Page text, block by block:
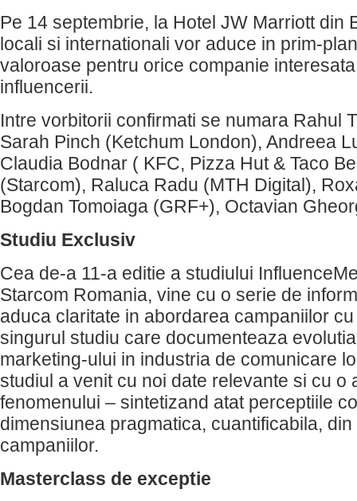
Pe 14 septembrie, la Hotel JW Marriott din
locali si internationali vor aduce in prim-
valoroase pentru orice companie
influencerii.
Intre vorbitorii confirmati se numara Rahul
Sarah Pinch (Ketchum London), Andreea
Claudia Bodnar ( KFC, Pizza Hut & Taco
(Starcom), Raluca Radu (MTH Digital),
Bogdan Tomoiaga (GRF+), Octavian
Studiu Exclusiv
Cea de-a 11-a editie a studiului
Starcom Romania, vine cu o serie de
aduca claritate in abordarea campaniilor
singurul studiu care documenteaza
marketing-ului in industria de comunicare
studiul a venit cu noi date relevante si cu o
fenomenului – sintetizand atat perceptiile
dimensiunea pragmatica, cuantificabila,
campaniilor.
Masterclass de exceptie